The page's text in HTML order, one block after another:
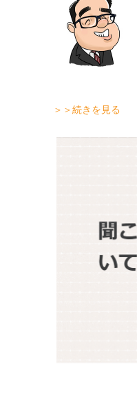
＞＞続きを見る